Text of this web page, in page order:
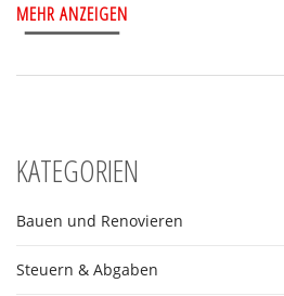
MEHR ANZEIGEN
KATEGORIEN
Bauen und Renovieren
Steuern & Abgaben